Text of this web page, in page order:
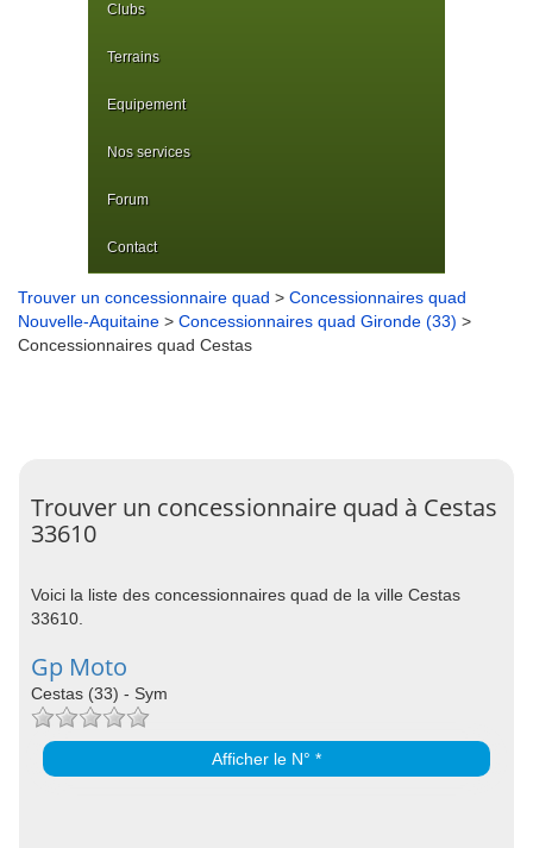
Clubs
Terrains
Equipement
Nos services
Forum
Contact
Trouver un concessionnaire quad > Concessionnaires quad
Nouvelle-Aquitaine > Concessionnaires quad Gironde (33) >
Concessionnaires quad Cestas
Trouver un concessionnaire quad à Cestas
33610
Voici la liste des concessionnaires quad de la ville Cestas
33610.
Gp Moto
Cestas (33) - Sym
Afficher le N° *